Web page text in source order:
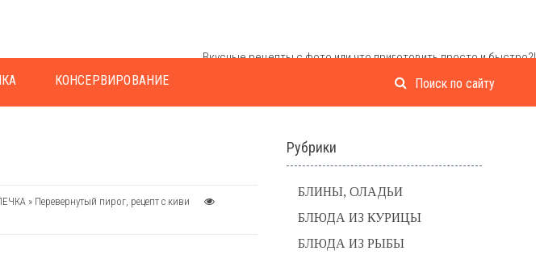
Вкусные рецепты с фото или что приготовить просто и быстро?!
КОНСЕРВИРОВАНИЕ
» Перевернутый пирог, рецепт с киви
Рубрики
БЛИНЫ, ОЛАДЬИ
БЛЮДА ИЗ КУРИЦЫ
БЛЮДА ИЗ РЫБЫ